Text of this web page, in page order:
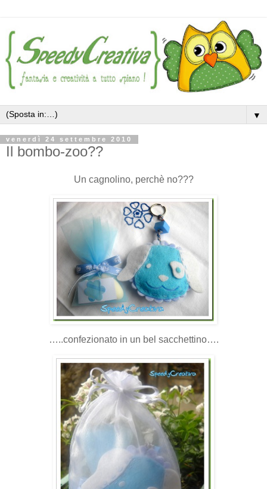
▼
venerdì 24 settembre 2010
Il bombo-zoo??
Un cagnolino, perchè no???
…..confezionato in un bel sacchettino….